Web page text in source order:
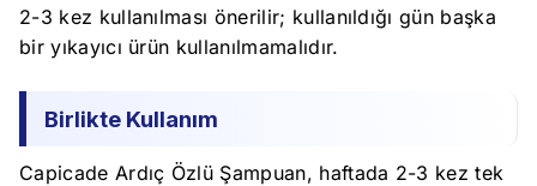
2-3 kez kullanılması önerilir; kullanıldığı gün başka
bir yıkayıcı ürün kullanılmamalıdır.
Birlikte Kullanım
Capicade Ardıç Özlü Şampuan, haftada 2-3 kez tek